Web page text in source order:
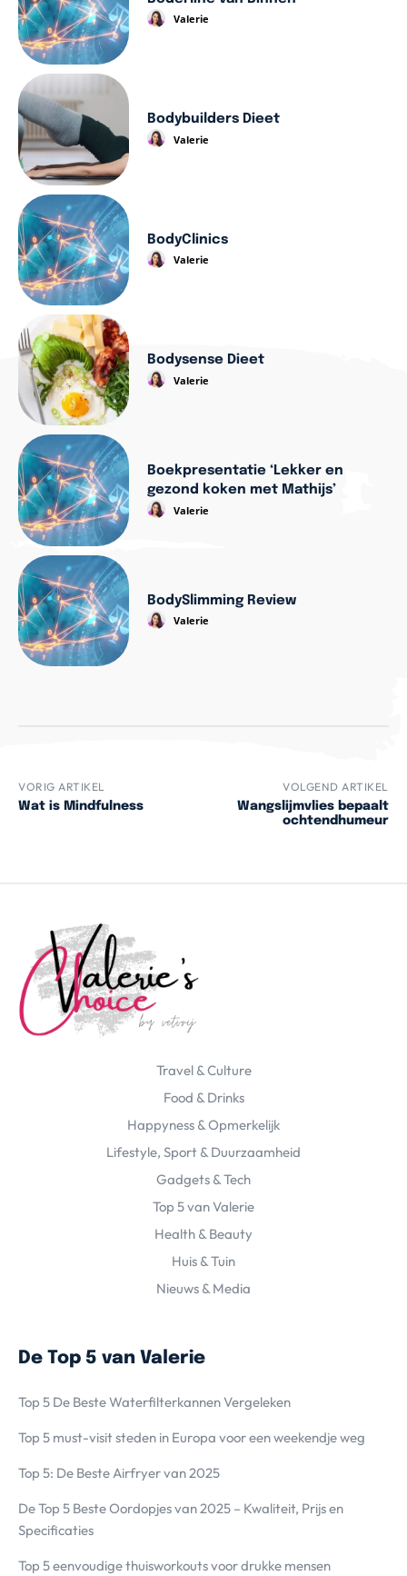
Valerie
Bodybuilders Dieet
Valerie
BodyClinics
Valerie
Bodysense Dieet
Valerie
Boekpresentatie ‘Lekker en
gezond koken met Mathijs’
Valerie
BodySlimming Review
Valerie
VORIG ARTIKEL
Wat is Mindfulness
VOLGEND ARTIKEL
Wangslijmvlies bepaalt
ochtendhumeur
Travel & Culture
Food & Drinks
Happyness & Opmerkelijk
Lifestyle, Sport & Duurzaamheid
Gadgets & Tech
Top 5 van Valerie
Health & Beauty
Huis & Tuin
Nieuws & Media
De Top 5 van Valerie
Top 5 De Beste Waterfilterkannen Vergeleken
Top 5 must-visit steden in Europa voor een weekendje weg
Top 5: De Beste Airfryer van 2025
De Top 5 Beste Oordopjes van 2025 – Kwaliteit, Prijs en
Specificaties
Top 5 eenvoudige thuisworkouts voor drukke mensen